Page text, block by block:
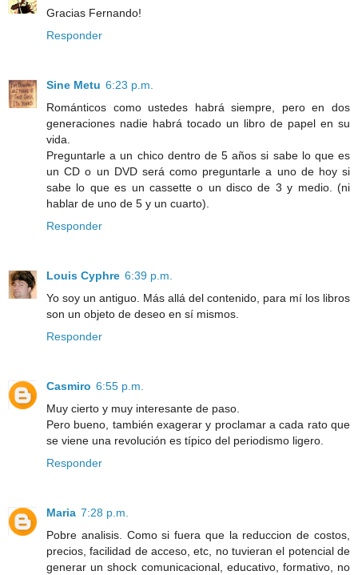
Gracias Fernando!
Responder
Sine Metu 6:23 p.m.
Románticos como ustedes habrá siempre, pero en dos
generaciones nadie habrá tocado un libro de papel en su
vida.
Preguntarle a un chico dentro de 5 años si sabe lo que es
un CD o un DVD será como preguntarle a uno de hoy si
sabe lo que es un cassette o un disco de 3 y medio. (ni
hablar de uno de 5 y un cuarto).
Responder
Louis Cyphre 6:39 p.m.
Yo soy un antiguo. Más allá del contenido, para mí los libros
son un objeto de deseo en sí mismos.
Responder
Casmiro 6:55 p.m.
Muy cierto y muy interesante de paso.
Pero bueno, también exagerar y proclamar a cada rato que
se viene una revolución es típico del periodismo ligero.
Responder
Maria 7:28 p.m.
Pobre analisis. Como si fuera que la reduccion de costos,
precios, facilidad de acceso, etc, no tuvieran el potencial de
generar un shock comunicacional, educativo, formativo, no